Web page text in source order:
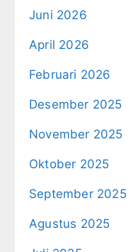
Juni 2026
April 2026
Februari 2026
Desember 2025
November 2025
Oktober 2025
September 2025
Agustus 2025